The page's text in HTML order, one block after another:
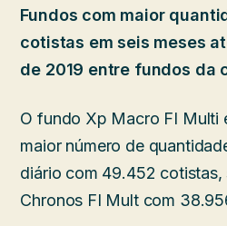
Fundos com maior
cotistas em seis meses
de 2019 entre fundos da
O fundo Xp Macro FI Multi
maior número de
diário com 49.452 cotistas,
Chronos FI Mult com